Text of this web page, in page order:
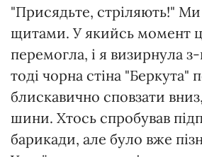
"Присядьте, стріляють!" Ми
щитами. У якийсь момент
перемогла, і я визирнула
тоді чорна стіна "Беркута"
блискавично сповзати
шини. Хтось спробував
барикади, але було вже